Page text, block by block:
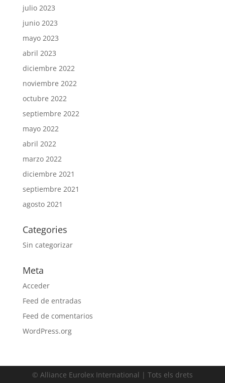
julio 2023
junio 2023
mayo 2023
abril 2023
diciembre 2022
noviembre 2022
octubre 2022
septiembre 2022
mayo 2022
abril 2022
marzo 2022
diciembre 2021
septiembre 2021
agosto 2021
Categories
Sin categorizar
Meta
Acceder
Feed de entradas
Feed de comentarios
WordPress.org
© Alliance Eurolex International | Tots els drets